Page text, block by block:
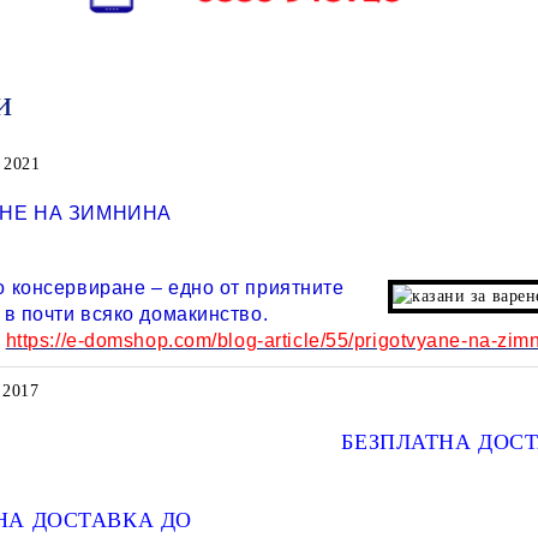
НА ЗИМНИНА
– едно от приятните
почти всяко домакинство.
https://e-domshop.com/blog-article/55/prigotvyane-na-
БЕЗПЛАТНА
ДОСТАВКА ДО